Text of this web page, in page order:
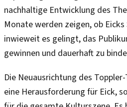
nachhaltige Entwicklung des
Monate werden zeigen, ob
inwieweit es gelingt, das
gewinnen und dauerhaft zu
Die Neuausrichtung des
eine Herausforderung für Eick,